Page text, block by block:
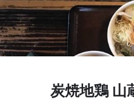
炭焼地鶏 山